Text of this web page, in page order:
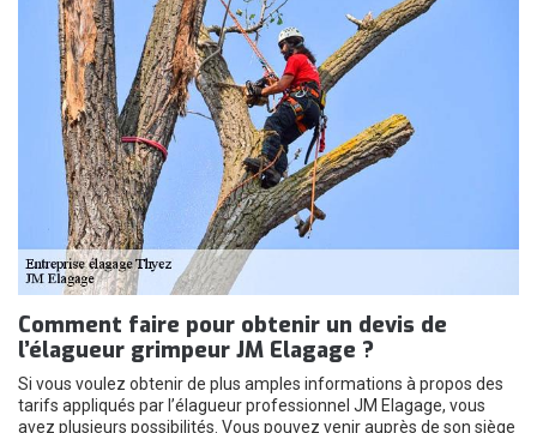
Comment faire pour obtenir un devis de
l’élagueur grimpeur JM Elagage ?
Si vous voulez obtenir de plus amples informations à propos des
tarifs appliqués par l’élagueur professionnel JM Elagage, vous
avez plusieurs possibilités. Vous pouvez venir auprès de son siège